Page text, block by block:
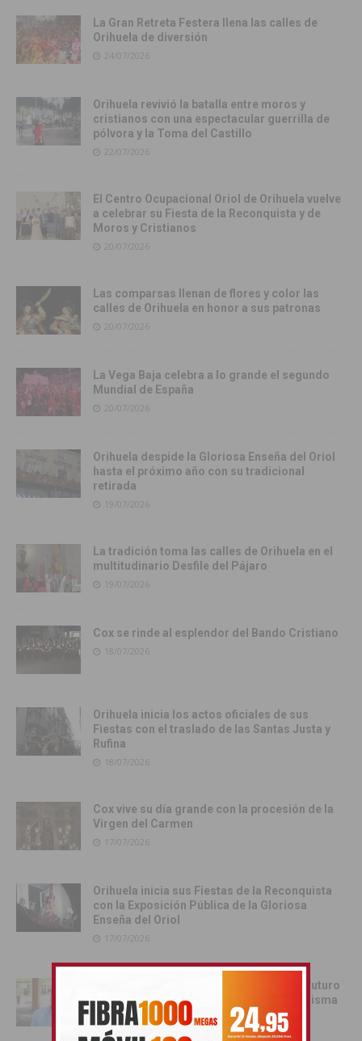
La Gran Retreta Festera llena las calles de
Orihuela de diversión
24/07/2026
Orihuela revivió la batalla entre moros y
cristianos con una espectacular guerrilla de
pólvora y la Toma del Castillo
22/07/2026
El Centro Ocupacional Oriol de Orihuela vuelve
a celebrar su Fiesta de la Reconquista y de
Moros y Cristianos
20/07/2026
Las comparsas llenan de flores y color las
calles de Orihuela en honor a sus patronas
20/07/2026
La Vega Baja celebra a lo grande el segundo
Mundial de España
20/07/2026
Orihuela despide la Gloriosa Enseña del Oriol
hasta el próximo año con su tradicional
retirada
19/07/2026
La tradición toma las calles de Orihuela en el
multitudinario Desfile del Pájaro
19/07/2026
Cox se rinde al esplendor del Bando Cristiano
18/07/2026
Orihuela inicia los actos oficiales de sus
Fiestas con el traslado de las Santas Justa y
Rufina
18/07/2026
Cox vive su día grande con la procesión de la
Virgen del Carmen
17/07/2026
Orihuela inicia sus Fiestas de la Reconquista
con la Exposición Pública de la Gloriosa
Enseña del Oriol
17/07/2026
Juan Martínez Tomé: «Orihuela tiene un futuro
esplendoroso si todos remamos en la misma
dirección»
16/07/2026